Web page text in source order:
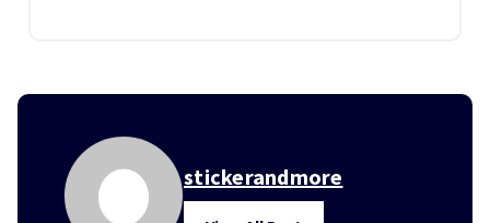
stickerandmore